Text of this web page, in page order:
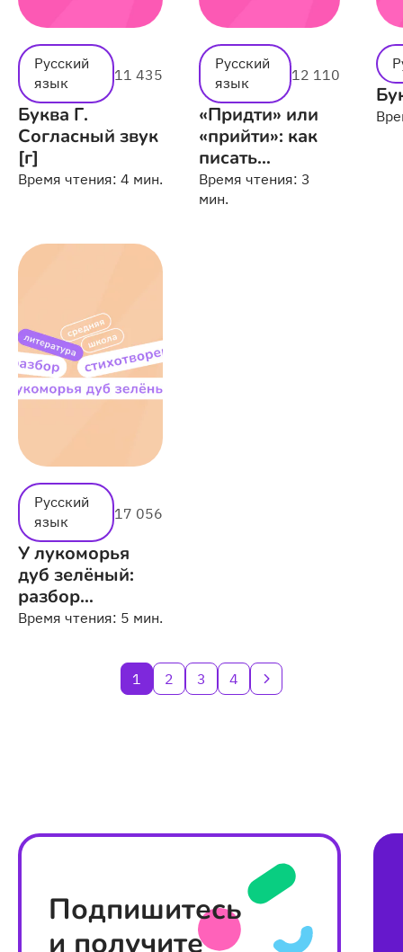
Русский
язык
11 435
Буква Г.
Согласный звук
[г]
Время чтения: 4 мин.
Русский
язык
12 110
«Придти» или
«прийти»: как
писать
правильно
Время чтения: 3
мин.
Русский
язык
17 056
У лукоморья
дуб зелёный:
разбор
стихотворения
Время чтения: 5 мин.
1 2 3 4
Подпишитесь
и получите